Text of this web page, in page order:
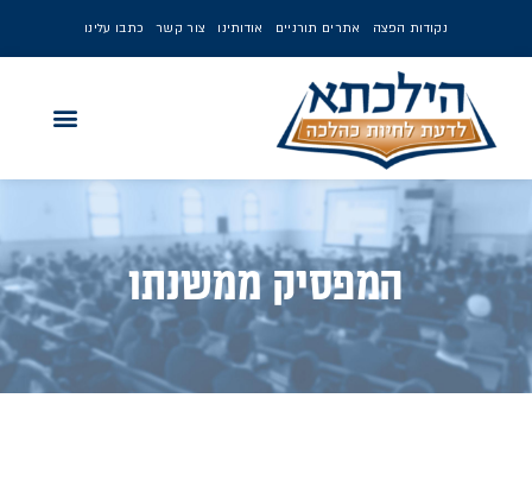
נקודות הפצה אתרים תורניים אודותינו צור קשר כתבו עלינו
המפסיק ממשנתו